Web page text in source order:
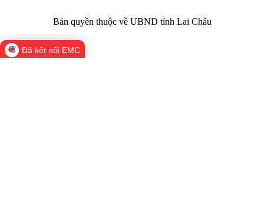
Bản quyền thuộc về UBND tỉnh Lai Châu
Đã kết nối EMC